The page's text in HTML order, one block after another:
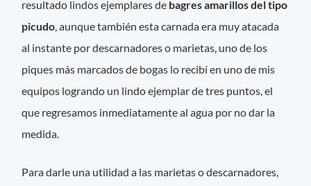
resultado lindos ejemplares de bagres amarillos del tipo
picudo, aunque también esta carnada era muy atacada
al instante por descarnadores o marietas, uno de los
piques más marcados de bogas lo recibí en uno de mis
equipos logrando un lindo ejemplar de tres puntos, el
que regresamos inmediatamente al agua por no dar la
medida.
Para darle una utilidad a las marietas o descarnadores,